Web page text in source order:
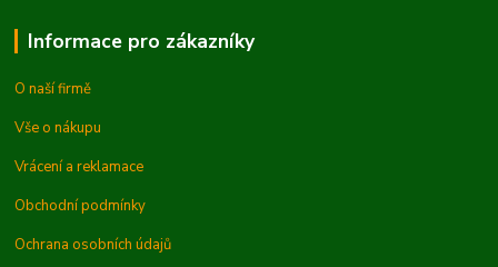
Informace pro zákazníky
O naší firmě
Vše o nákupu
Vrácení a reklamace
Obchodní podmínky
Ochrana osobních údajů